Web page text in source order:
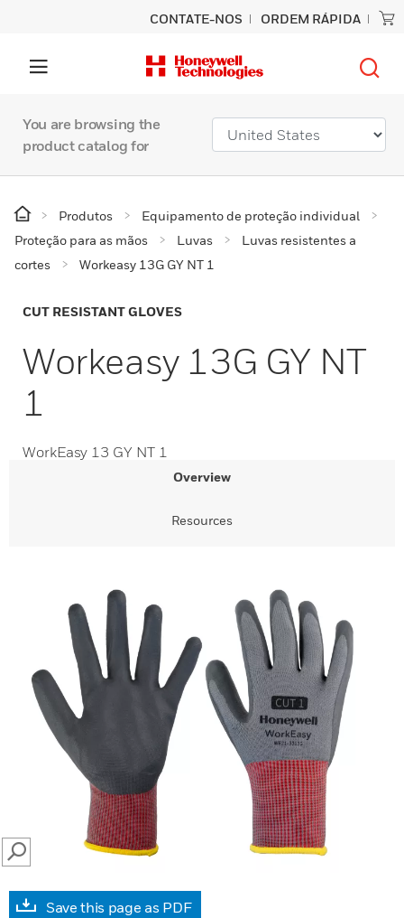
CONTATE-NOS ORDEM RÁPIDA
You are browsing the
product catalog for
Produtos
Equipamento de proteção individual
Proteção para as mãos
Luvas
Luvas resistentes a
cortes
Workeasy 13G GY NT 1
CUT RESISTANT GLOVES
Workeasy 13G GY NT
1
WorkEasy 13 GY NT 1
Overview
Resources
SEARCH
Save this page as PDF